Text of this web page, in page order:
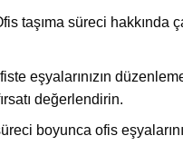
taşıma süreci hakkında
eşyalarınızın
değerlendirin.
boyunca ofis